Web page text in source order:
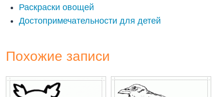
Раскраски овощей
Достопримечательности для детей
Похожие записи